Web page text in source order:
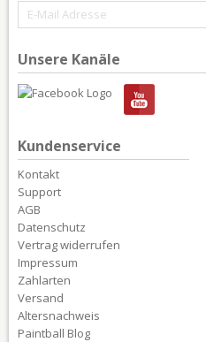
Unsere Kanäle
Kundenservice
Kontakt
Support
AGB
Datenschutz
Vertrag widerrufen
Impressum
Zahlarten
Versand
Altersnachweis
Paintball Blog